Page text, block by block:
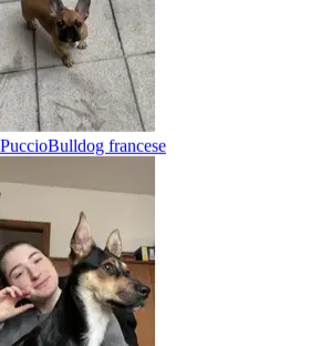
Nuovo
Cantù, 22063
a 6,6 km di distanza
PuccioBulldog francese